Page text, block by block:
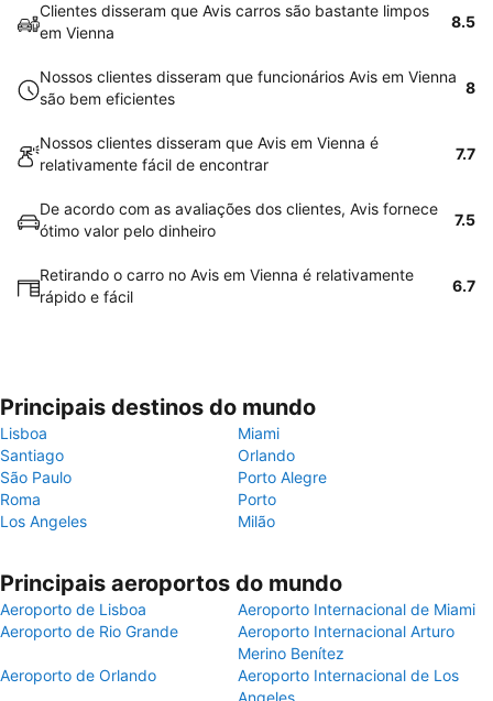
Clientes disseram que Avis carros são bastante limpos
em Vienna
8.5
Nossos clientes disseram que funcionários Avis em Vienna
são bem eficientes
8
Nossos clientes disseram que Avis em Vienna é
relativamente fácil de encontrar
7.7
De acordo com as avaliações dos clientes, Avis fornece
ótimo valor pelo dinheiro
7.5
Retirando o carro no Avis em Vienna é relativamente
rápido e fácil
6.7
Principais destinos do mundo
Lisboa
Miami
Santiago
Orlando
São Paulo
Porto Alegre
Roma
Porto
Los Angeles
Milão
Principais aeroportos do mundo
Aeroporto de Lisboa
Aeroporto Internacional de Miami
Aeroporto de Rio Grande
Aeroporto Internacional Arturo
Merino Benítez
Aeroporto de Orlando
Aeroporto Internacional de Los
Angeles